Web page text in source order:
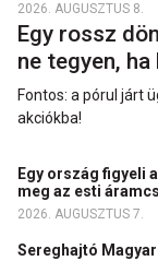
2026. AUGUSZTUS 8.
Egy rossz
ne tegyen,
Fontos: a pórul járt
akciókba!
Egy ország figyeli
meg az esti
2026. AUGUSZTUS 7.
Sereghajtó